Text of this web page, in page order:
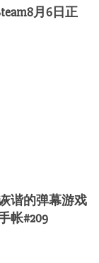
月6日正
谐的弹幕游戏
帐#209